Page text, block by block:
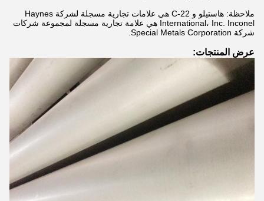
ملاحظة: هاستيلو و C-22 هي علامات تجارية مسجلة لشركة Haynes
International، Inc. Inconel هي علامة تجارية مسجلة لمجموعة شركات
شركة Special Metals Corporation.
عرض المنتجات: